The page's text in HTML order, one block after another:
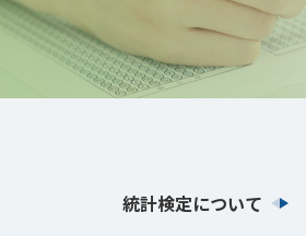
統計検定について